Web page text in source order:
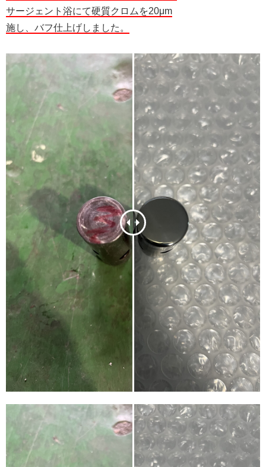
サージェント浴にて硬質クロムを20μm
施し、バフ仕上げしました。